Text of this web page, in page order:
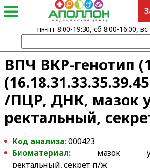
ВПЧ ВКР-генотип
/ПЦР, ДНК, мазок
ректальный,
Код анализа:000423
Биоматериал: мазок
ректальный, секрет п/ж
пн-пт 8:00-19:30, сб 8:00-16:00, вс